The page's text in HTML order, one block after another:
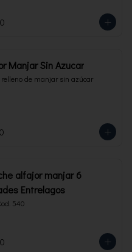
Manjar Sin Azucar
relleno de manjar sin azúcar
alfajor manjar 6
Entrelagos
540